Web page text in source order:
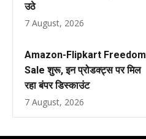
उठे
7 August, 2026
Amazon-Flipkart Freedom
Sale शुरू, इन प्रोडक्ट्स पर मिल
रहा बंपर डिस्काउंट
7 August, 2026